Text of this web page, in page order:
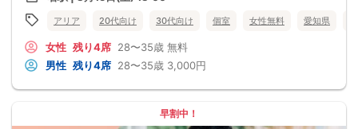
アリア 20代向け 30代向け 個室 女性無料 愛知県
女性 残り4席 28〜35歳 無料
男性 残り4席 28〜35歳 3,000円
早割中！